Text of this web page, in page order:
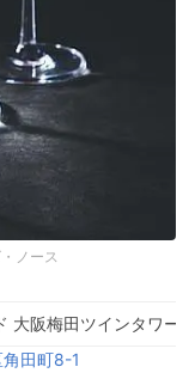
ノース
大阪梅田ツインタワー
田町8-1